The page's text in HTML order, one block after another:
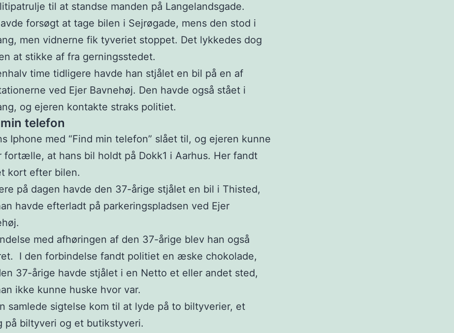
til at standse manden på Langelandsgade.
forsøgt at tage bilen i Sejrøgade, mens den stod i
men vidnerne fik tyveriet stoppet. Det lykkedes dog
at stikke af fra gerningsstedet.
time tidligere havde han stjålet en bil på en af
ved Ejer Bavnehøj. Den havde også stået i
og ejeren kontakte straks politiet.
telefon
Iphone med “Find min telefon” slået til, og ejeren kunne
fortælle, at hans bil holdt på Dokk1 i Aarhus. Her fandt
kort efter bilen.
på dagen havde den 37-årige stjålet en bil i Thisted,
havde efterladt på parkeringspladsen ved Ejer
med afhøringen af den 37-årige blev han også
I den forbindelse fandt politiet en æske chokolade,
37-årige havde stjålet i en Netto et eller andet sted,
ikke kunne huske hvor var.
samlede sigtelse kom til at lyde på to biltyverier, et
på biltyveri og et butikstyveri.